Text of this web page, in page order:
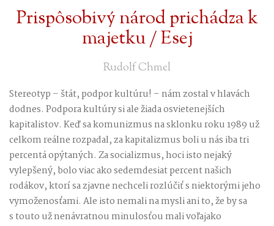
Prispôsobivý národ prichádza k
majetku / Esej
Rudolf Chmel
Stereotyp – štát, podpor kultúru! – nám zostal v hlavách
dodnes. Podpora kultúry si ale žiada osvietenejších
kapitalistov. Keď sa komunizmus na sklonku roku 1989 už
celkom reálne rozpadal, za kapitalizmus boli u nás iba tri
percentá opýtaných. Za socializmus, hoci isto nejaký
vylepšený, bolo viac ako sedemdesiat percent našich
rodákov, ktorí sa zjavne nechceli rozlúčiť s niektorými jeho
vymoženosťami. Ale isto nemali na mysli ani to, že by sa
s touto už nenávratnou minulosťou mali voľajako